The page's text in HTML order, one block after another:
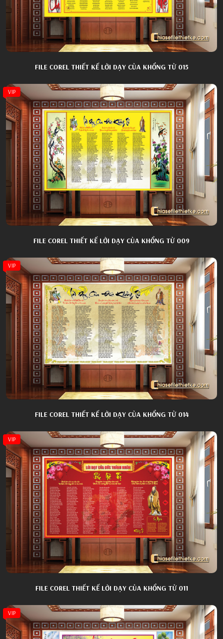
FILE COREL THIẾT KẾ LỜI DẠY CỦA KHỔNG TỬ 015
VIP
FILE COREL THIẾT KẾ LỜI DẠY CỦA KHỔNG TỬ 009
VIP
FILE COREL THIẾT KẾ LỜI DẠY CỦA KHỔNG TỬ 014
VIP
FILE COREL THIẾT KẾ LỜI DẠY CỦA KHỔNG TỬ 011
VIP